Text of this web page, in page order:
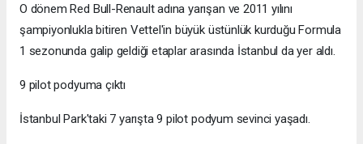
O dönem Red Bull-Renault adına yarışan ve 2011 yılını
şampiyonlukla bitiren Vettel'in büyük üstünlük kurduğu Formula
1 sezonunda galip geldiği etaplar arasında İstanbul da yer aldı.
9 pilot podyuma çıktı
İstanbul Park'taki 7 yarışta 9 pilot podyum sevinci yaşadı.